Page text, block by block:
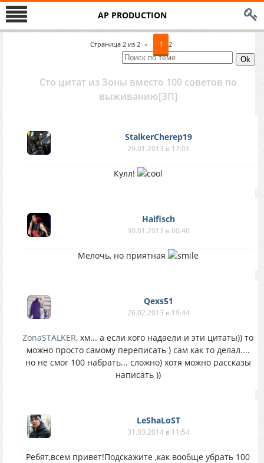
AP PRODUCTION
Страница 2 из 2 « 1 2
Сто цитат из Зоны вместо 100 советов по
выживанию[ЗП]
StalkerCherep19
29.01.2013 в 17:01
Кулл!
Haifisch
30.01.2013 в 00:40
Мелочь, но приятная
Qexs51
26.02.2013 в 19:44
ZonaSTALKER, хм... а если кого надаели и эти цитаты)) то
можно просто самому переписать ) сам как то делал....
но не смог 100 набрать... сложно) хотя можно рассказы
написать ))
LeShaLoST
31.03.2014 в 11:54
Ребят,всем привет!Подскажите ,как вообще убрать 100